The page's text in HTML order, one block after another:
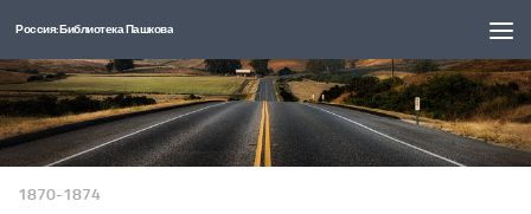
Перейти к содержимому
Россия: Библиотека Пашкова
1870-1874